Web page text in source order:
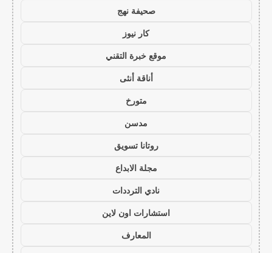
صحيفة نهج
كار نيوز
موقع خبرة التقني
أناقة أنثى
متورخ
مدسن
روتانا تسويق
مجلة الابداع
نادي الترددات
استشارات اون لاين
المعارف